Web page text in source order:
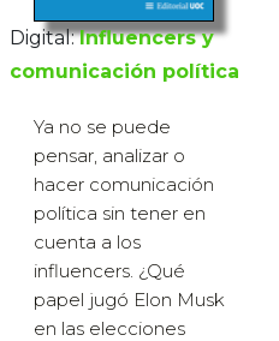
Digital: Influencers y
comunicación política
Ya no se puede
pensar, analizar o
hacer comunicación
política sin tener en
cuenta a los
influencers. ¿Qué
papel jugó Elon Musk
en las elecciones